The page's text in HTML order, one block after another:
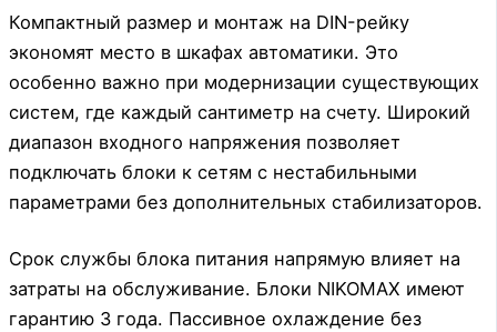
Компактный размер и монтаж на DIN-рейку
экономят место в шкафах автоматики. Это
особенно важно при модернизации существующих
систем, где каждый сантиметр на счету. Широкий
диапазон входного напряжения позволяет
подключать блоки к сетям с нестабильными
параметрами без дополнительных стабилизаторов.
Срок службы блока питания напрямую влияет на
затраты на обслуживание. Блоки NIKOMAX имеют
гарантию 3 года. Пассивное охлаждение без